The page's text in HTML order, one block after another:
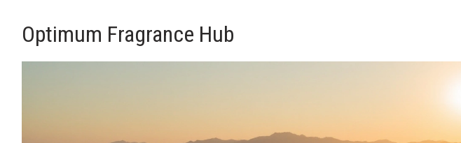
Optimum Fragrance Hub